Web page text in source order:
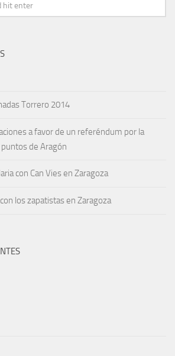
Torrero 2014
a favor de un referéndum por la
de Aragón
con Can Vies en Zaragoza
los zapatistas en Zaragoza